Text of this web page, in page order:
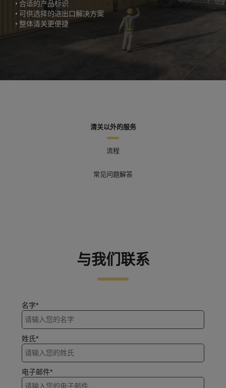
• 合适的产品标识
• 可供选择的进出口解决方案
• 整体清关更便捷
清关以外的服务
流程
常见问题解答
与我们联系
名字*
姓氏*
电子邮件*